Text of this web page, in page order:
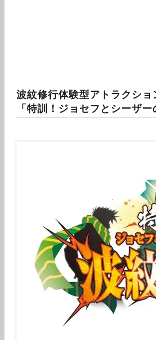
波紋修行体験型アトラクショ
「特訓！ジョセフとシーザー